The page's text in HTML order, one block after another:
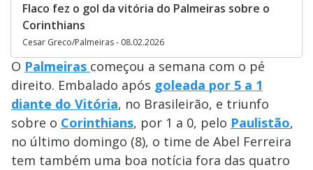
Flaco fez o gol da vitória do Palmeiras sobre o
Corinthians
Cesar Greco/Palmeiras - 08.02.2026
O Palmeiras começou a semana com o pé
direito. Embalado após goleada por 5 a 1
diante do Vitória, no Brasileirão, e triunfo
sobre o Corinthians, por 1 a 0, pelo Paulistão,
no último domingo (8), o time de Abel Ferreira
tem também uma boa notícia fora das quatro